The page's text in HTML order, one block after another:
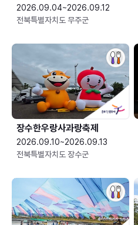
2026.09.04~2026.09.12
전북특별자치도 무주군
장수한우랑사과랑축제
2026.09.10~2026.09.13
전북특별자치도 장수군